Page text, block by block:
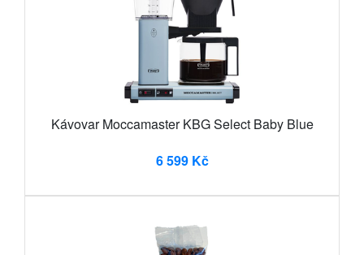
Kávovar Moccamaster KBG Select Baby Blue
6 599 Kč